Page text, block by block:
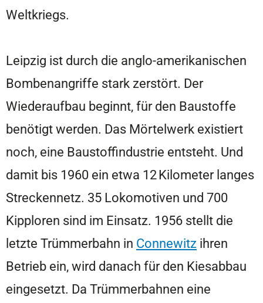
Weltkriegs.
Leipzig ist durch die anglo-amerikanischen
Bombenangriffe stark zerstört. Der
Wiederaufbau beginnt, für den Baustoffe
benötigt werden. Das Mörtelwerk existiert
noch, eine Baustoffindustrie entsteht. Und
damit bis 1960 ein etwa 12 Kilometer langes
Streckennetz. 35 Lokomotiven und 700
Kipploren sind im Einsatz. 1956 stellt die
letzte Trümmerbahn in Connewitz ihren
Betrieb ein, wird danach für den Kiesabbau
eingesetzt. Da Trümmerbahnen eine